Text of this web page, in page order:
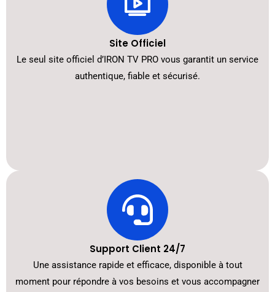
Site Officiel
Le seul site officiel d’IRON TV PRO vous garantit un service
authentique, fiable et sécurisé.
Support Client 24/7
Une assistance rapide et efficace, disponible à tout
moment pour répondre à vos besoins et vous accompagner